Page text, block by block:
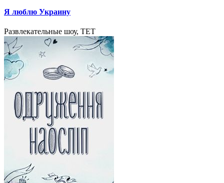
Я люблю Украину
Развлекательные шоу, TET